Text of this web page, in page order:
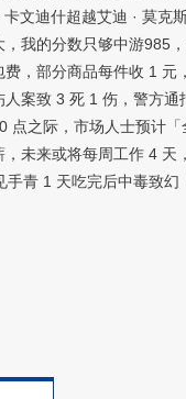
迪什超越艾迪 · 莫克
的分数只够中游985，
部分商品每件收 1 元
致 3 死 1 伤，警方通
之际，市场人士预计「
来或将每周工作 4 天
1 天吃完后中毒致幻